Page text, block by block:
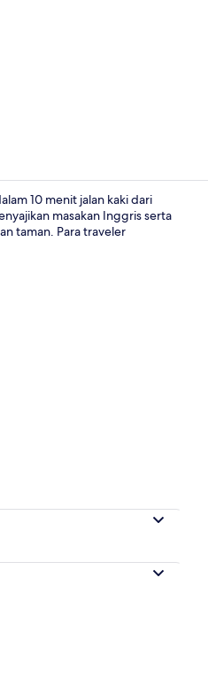
10 menit jalan kaki dari
masakan Inggris serta
taman. Para traveler